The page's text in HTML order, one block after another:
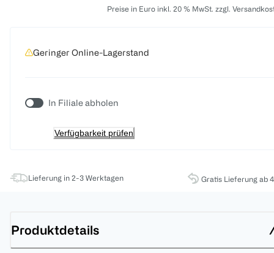
Preise in Euro inkl. 20 % MwSt. zzgl.
Geringer Online-Lagerstand
In Filiale abholen
Verfügbarkeit prüfen
Lieferung in 2-3 Werktagen Gratis Lieferung ab
Produktdetails